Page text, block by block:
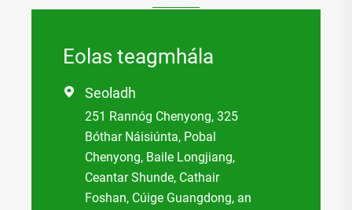
Eolas teagmhála
 Seoladh
251 Rannóg Chenyong, 325
Bóthar Náisiúnta, Pobal
Chenyong, Baile Longjiang,
Ceantar Shunde, Cathair
Foshan, Cúige Guangdong, an